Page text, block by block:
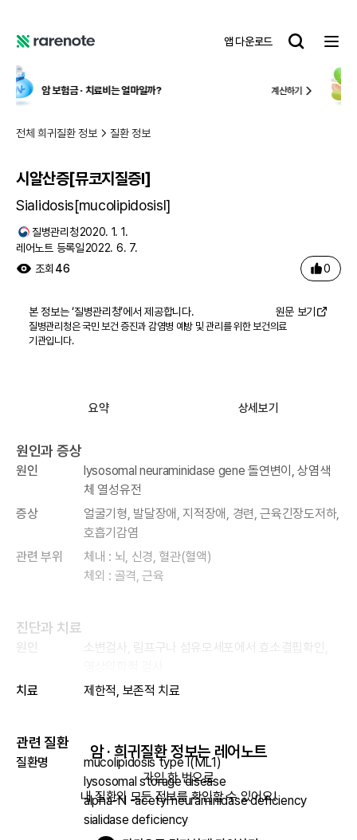
어
노
트
앱 다운로드
레
노
트
일까? 계산하기 국내 유일,중증 질환 맞춤형 보
전체 희귀질환 정보 질환 정보
시알산증[뮤코지질증Ⅰ]
Sialidosis[mucolipidosisⅠ]
질병관리청2020. 1. 1.
레어노트 등록일2022. 6. 7.
조회 46 0
본 정보는 ‘질병관리청’에서 제공합니다. 원문 보기
질병관리청은 국민 보건 증진과 감염병 예방 및 관리를 위한 보건의료
기관입니다.
요약 상세보기
원인과 증상
원인
lysosomal neuraminidase gene 돌연변이, 상염색
체 열성유전
증상
얼굴기형, 발달장애, 지적장애, 경련, 근육긴장도저하,
호흡기감염
관련 부위
체내 : 뇌, 신경, 혈관(혈액)
체외 : 골격, 근육
진단과 치료
원인
소변검사, 림프구나 섬유모세포에서 효소결핍확인,
치료
제한적, 보존적 치료
관련 질환
질환명
mucolipidosis type I(ML1)
lysosomal storage disease
alpha-N -acetyl neuraminidase deficiency
sialidase deficiency
암 · 희귀질환 정보는 레어노트
가입 한 번으로
내 질환의 모든 정보를 확인할 수 있어요!